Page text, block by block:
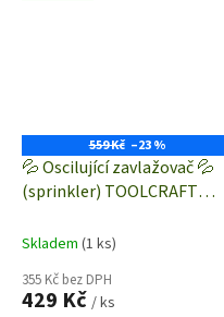
559 Kč –23 %
💦 Oscilující zavlažovač 💦
(sprinkler) TOOLCRAFT
m²
Skladem (1 ks)
355 Kč bez DPH
429 Kč / ks